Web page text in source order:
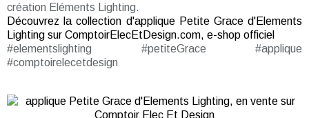
création Eléments Lighting.
Découvrez la collection d'applique Petite Grace d'Elements
Lighting sur ComptoirElecEtDesign.com, e-shop officiel
#elementslighting #petiteGrace #applique
#comptoirelecetdesign